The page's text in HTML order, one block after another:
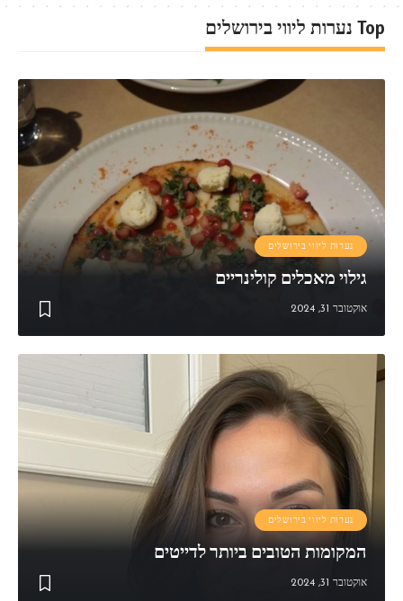
Top נערות ליווי בירושלים
נערות ליווי בירושלים
גילוי מאכלים קולינריים
אוקטובר 31, 2024
נערות ליווי בירושלים
המקומות הטובים ביותר לדייטים
אוקטובר 31, 2024